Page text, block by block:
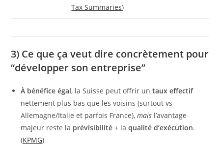
Tax Summaries)
3) Ce que ça veut dire concrètement pour
“développer son entreprise”
À bénéfice égal, la Suisse peut offrir untaux effectif
nettement plus bas que les voisins (surtout vs
Allemagne/Italie et parfois France),mais l’avantage
majeur reste la prévisibilité + laqualité d’exécution.
(KPMG)